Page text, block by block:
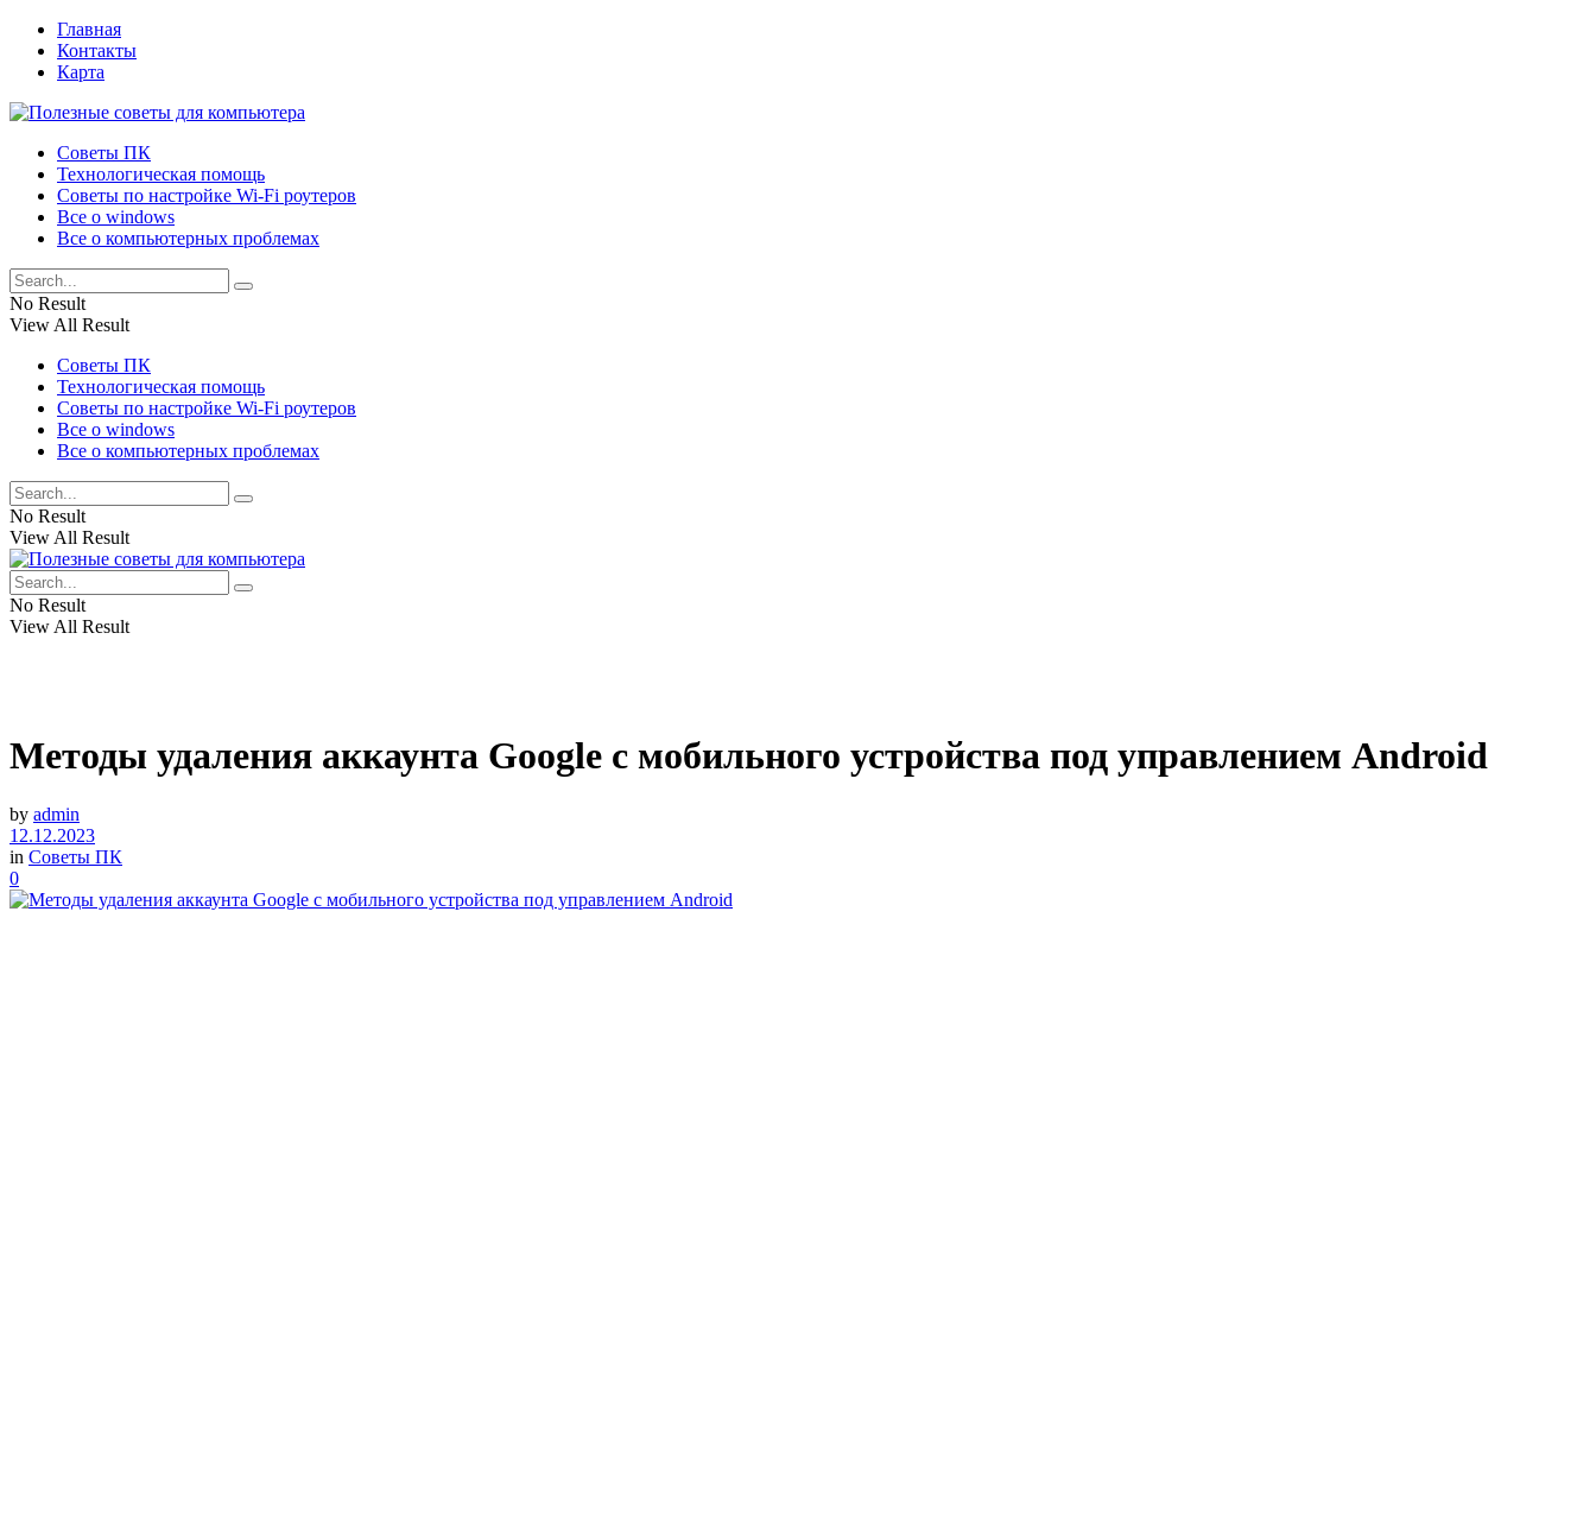
Главная
Контакты
Карта
Советы ПК
Технологическая помощь
Советы по настройке Wi-Fi роутеров
Все о windows
Все о компьютерных проблемах
No Result
View All Result
Советы ПК
Технологическая помощь
Советы по настройке Wi-Fi роутеров
Все о windows
Все о компьютерных проблемах
No Result
View All Result
No Result
View All Result
Методы удаления аккаунта Google с мобильного устройства под управлением Android
by admin
12.12.2023
in Советы ПК
0